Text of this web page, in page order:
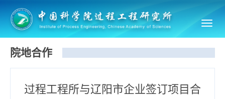
院地合作
过程工程所与辽阳市企业签订项目合